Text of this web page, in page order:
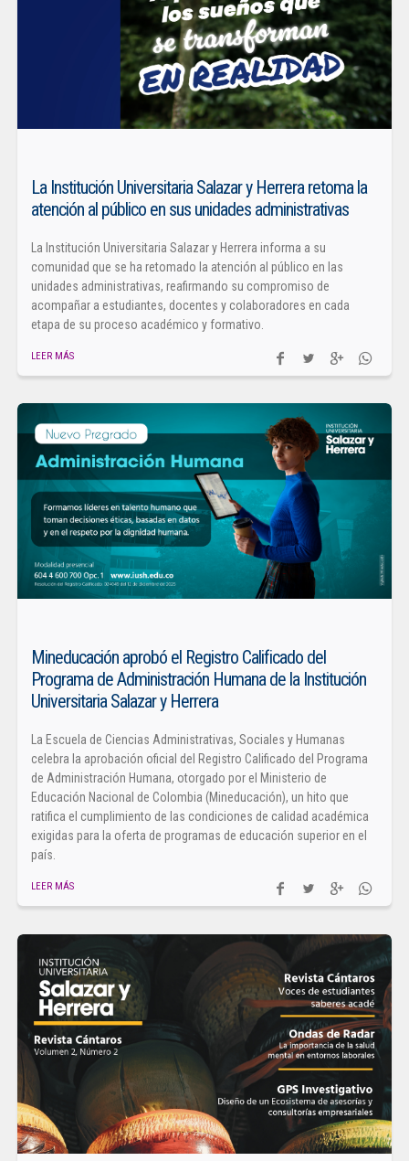
La Institución Universitaria Salazar y Herrera retoma la
atención al público en sus unidades administrativas
La Institución Universitaria Salazar y Herrera informa a su
comunidad que se ha retomado la atención al público en las
unidades administrativas, reafirmando su compromiso de
acompañar a estudiantes, docentes y colaboradores en cada
etapa de su proceso académico y formativo.
LEER MÁS
Mineducación aprobó el Registro Calificado del
Programa de Administración Humana de la Institución
Universitaria Salazar y Herrera
La Escuela de Ciencias Administrativas, Sociales y Humanas
celebra la aprobación oficial del Registro Calificado del Programa
de Administración Humana, otorgado por el Ministerio de
Educación Nacional de Colombia (Mineducación), un hito que
ratifica el cumplimiento de las condiciones de calidad académica
exigidas para la oferta de programas de educación superior en el
país.
LEER MÁS